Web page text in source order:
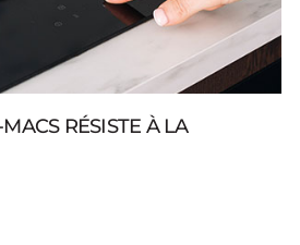
RÉSISTE À LA